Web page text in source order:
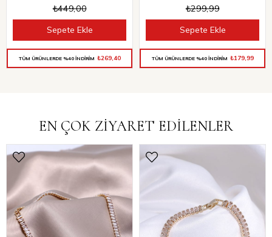
₺449,00
Sepete Ekle
TÜM ÜRÜNLERDE %40 İNDİRİM ₺269,40
₺299,99
Sepete Ekle
TÜM ÜRÜNLERDE %40 İNDİRİM ₺179,99
EN ÇOK ZİYARET EDİLENLER